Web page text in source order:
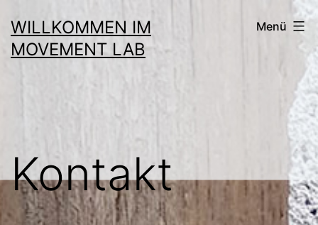
Inhalt
springen
WILLKOMMEN IM
MOVEMENT LAB
Menü
Kontakt